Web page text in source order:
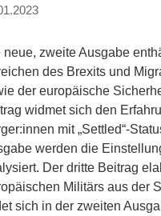
neue, zweite Ausgabe
des Brexits und
der europäische
widmet sich den
mit „Settled“-
werden die
Der dritte Beitrag
Militärs aus der
sich in der zweiten